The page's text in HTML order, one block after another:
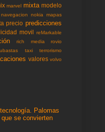
marvel mixta modelo
navegacion nokia mapas
precio predicciones
movil reMarkable
rich media rovio
taxi terrorismo
valores volvo
Palomas
se convierten